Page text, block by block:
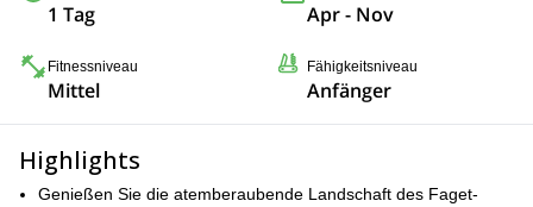
1 Tag Apr - Nov
Fitnessniveau
Mittel
Fähigkeitsniveau
Anfänger
Highlights
Genießen Sie die atemberaubende Landschaft des Faget-